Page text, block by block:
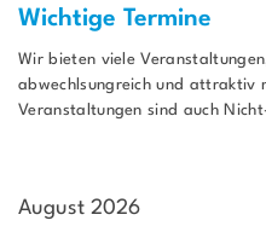
Wichtige Termine
Wir bieten viele
abwechlsungreich und attraktiv
Veranstaltungen sind auch
August 2026